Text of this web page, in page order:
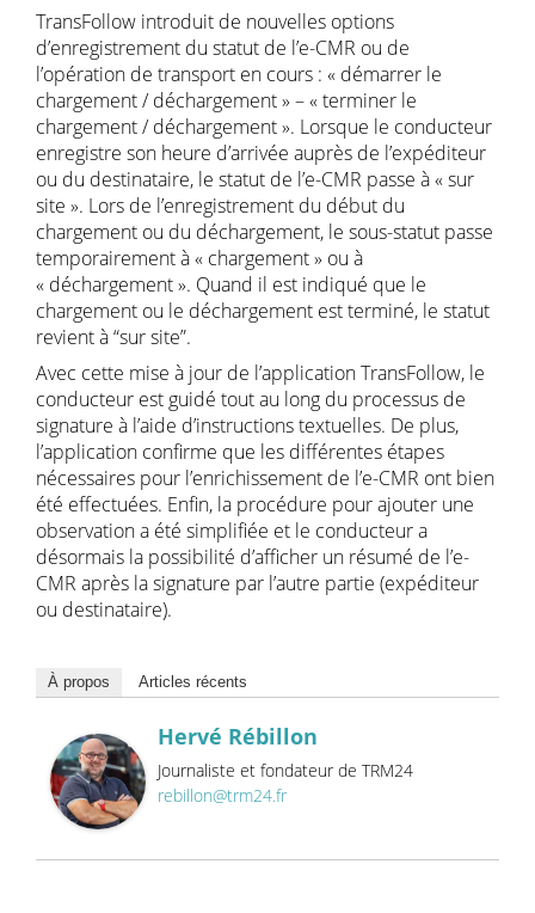
TransFollow introduit de nouvelles options
d’enregistrement du statut de l’e-CMR ou de
l’opération de transport en cours : « démarrer le
chargement / déchargement » – « terminer le
chargement / déchargement ». Lorsque le conducteur
enregistre son heure d’arrivée auprès de l’expéditeur
ou du destinataire, le statut de l’e-CMR passe à « sur
site ». Lors de l’enregistrement du début du
chargement ou du déchargement, le sous-statut passe
temporairement à « chargement » ou à
« déchargement ». Quand il est indiqué que le
chargement ou le déchargement est terminé, le statut
revient à “sur site”.
Avec cette mise à jour de l’application TransFollow, le
conducteur est guidé tout au long du processus de
signature à l’aide d’instructions textuelles. De plus,
l’application confirme que les différentes étapes
nécessaires pour l’enrichissement de l’e-CMR ont bien
été effectuées. Enfin, la procédure pour ajouter une
observation a été simplifiée et le conducteur a
désormais la possibilité d’afficher un résumé de l’e-
CMR après la signature par l’autre partie (expéditeur
ou destinataire).
À propos Articles récents
Hervé Rébillon
Journaliste et fondateur de TRM24
rebillon@trm24.fr